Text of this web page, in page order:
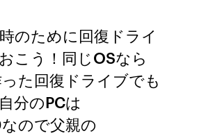
のために回復ドライ
こう！同じOSなら
た回復ドライブでも
分のPCは
ので父親の